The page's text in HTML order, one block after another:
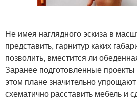
Не имея наглядного эскиза в
представить, гарнитур каких
позволить, вместится ли
Заранее подготовленные
этом плане значительно
схематично расставить мебель и